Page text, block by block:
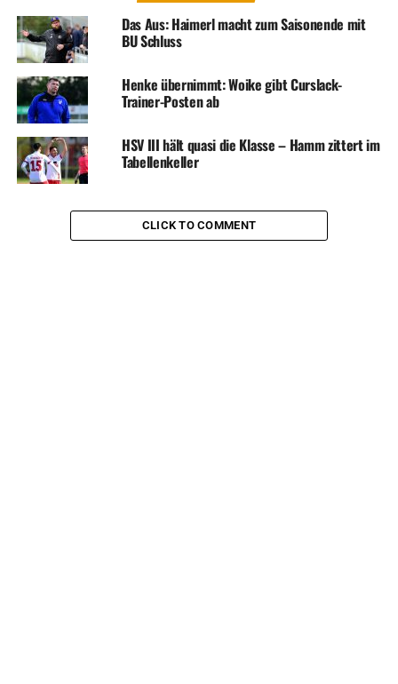
Das Aus: Haimerl macht zum Saisonende mit
BU Schluss
Henke übernimmt: Woike gibt Curslack-
Trainer-Posten ab
HSV III hält quasi die Klasse – Hamm zittert im
Tabellenkeller
CLICK TO COMMENT